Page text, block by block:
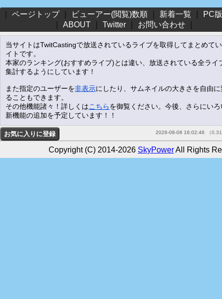
ページトップ｜ ビューアー(閲覧)数順｜ 新着一覧
PC
ABOUT｜ Twitter｜ お問い合わせ｜
当サイトはTwitCastingで放送されているライブを取得してまとめて
イトです。
本家のランキング(おすすめライブ)とは違い、放送されている全ライ
集計するようにしています！
また指定のユーザーを非表示にしたり、サムネイルの大きさを自由
ることもできます。
その他機能諸々！詳しくはこちらを御覧ください。今後、さらにい
新機能の追加を予定しています！！
2026-08-08 16:02:46 （
Copyright (C) 2014-2026 SkyPowerAll Rights